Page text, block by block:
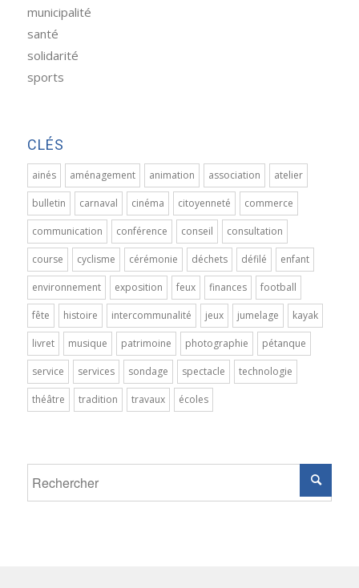
municipalité
santé
solidarité
sports
CLÉS
ainés aménagement animation association atelier
bulletin carnaval cinéma citoyenneté commerce
communication conférence conseil consultation
course cyclisme cérémonie déchets défilé enfant
environnement exposition feux finances football
fête histoire intercommunalité jeux jumelage kayak
livret musique patrimoine photographie pétanque
service services sondage spectacle technologie
théâtre tradition travaux écoles